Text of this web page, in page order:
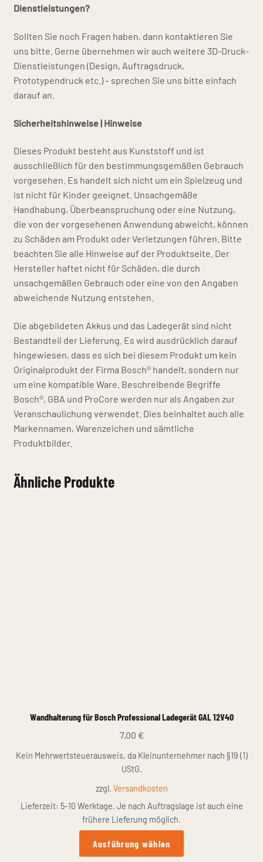
Dienstleistungen?
Sollten Sie noch Fragen haben, dann kontaktieren Sie
uns bitte. Gerne übernehmen wir auch weitere 3D-Druck-
Dienstleistungen (Design, Auftragsdruck,
Prototypendruck etc.) – sprechen Sie uns bitte einfach
darauf an.
Sicherheitshinweise | Hinweise
Dieses Produkt besteht aus Kunststoff und ist
ausschließlich für den bestimmungsgemäßen Gebrauch
vorgesehen. Es handelt sich nicht um ein Spielzeug und
ist nicht für Kinder geeignet. Unsachgemäße
Handhabung, Überbeanspruchung oder eine Nutzung,
die von der vorgesehenen Anwendung abweicht, können
zu Schäden am Produkt oder Verletzungen führen. Bitte
beachten Sie alle Hinweise auf der Produktseite. Der
Hersteller haftet nicht für Schäden, die durch
unsachgemäßen Gebrauch oder eine von den Angaben
abweichende Nutzung entstehen.
Die abgebildeten Akkus und das Ladegerät sind nicht
Bestandteil der Lieferung. Es wird ausdrücklich darauf
hingewiesen, dass es sich bei diesem Produkt um kein
Originalprodukt der Firma Bosch® handelt, sondern nur
um eine kompatible Ware. Beschreibende Begriffe
Bosch®, GBA und ProCore werden nur als Angaben zur
Veranschaulichung verwendet. Dies beinhaltet auch alle
Markennamen, Warenzeichen und sämtliche
Produktbilder.
Ähnliche Produkte
Wandhalterung für Bosch Professional Ladegerät GAL 12V40
7,00 €
Kein Mehrwertsteuerausweis, da Kleinunternehmer nach §19 (1)
UStG.
zzgl. Versandkosten
Lieferzeit: 5-10 Werktage. Je nach Auftragslage ist auch eine
frühere Lieferung möglich.
Ausführung wählen